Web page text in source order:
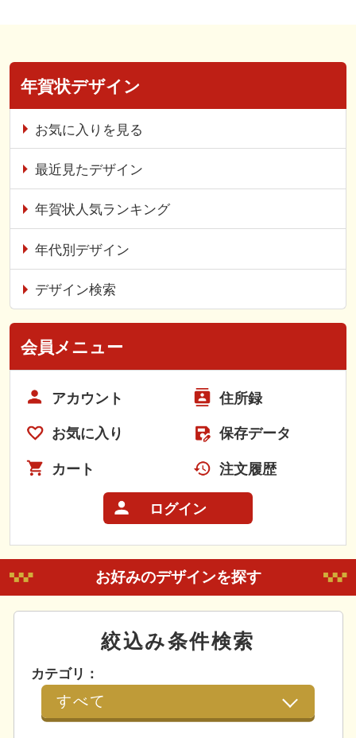
年賀状デザイン
お気に入りを見る
最近見たデザイン
年賀状人気ランキング
年代別デザイン
デザイン検索
会員メニュー
アカウント 住所録
お気に入り 保存データ
カート 注文履歴
ログイン
お好みのデザインを探す
絞込み条件検索
カテゴリ：